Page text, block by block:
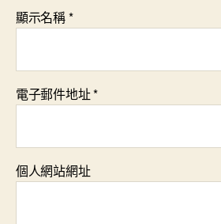
顯示名稱*
電子郵件地址*
個人網站網址